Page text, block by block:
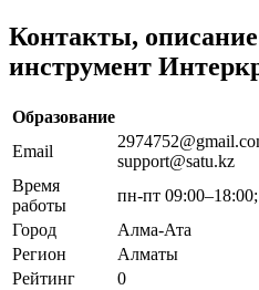
Контакты,
инструмент
Образование
Email
support@satu.kz
Время
работы
пн-пт
Город
Алма-Ата
Регион
Алматы
Рейтинг
0